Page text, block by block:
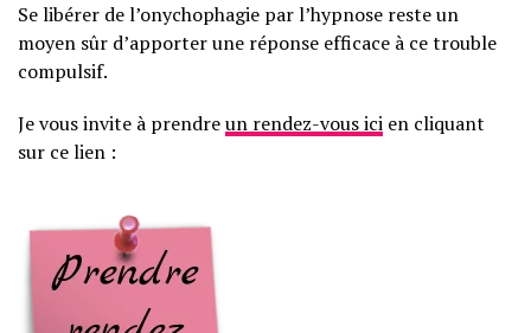
Se libérer de l’onychophagie par l’hypnose reste un
moyen sûr d’apporter une réponse efficace à ce trouble
compulsif.
Je vous invite à prendreun rendez-vous ici en cliquant
sur ce lien :